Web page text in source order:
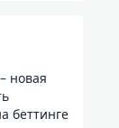
новая
беттинге